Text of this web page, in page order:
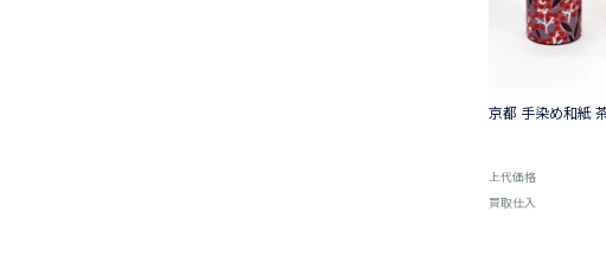
京都 手染め和紙
上代価格
買取仕入